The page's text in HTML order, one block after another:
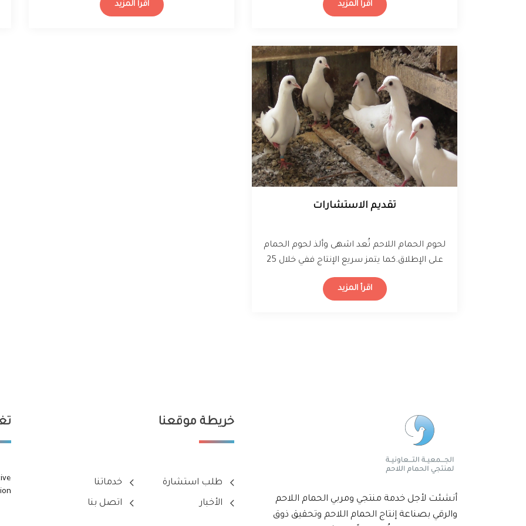
المختلفة للحيوانات.…
اقرأ المزيد اقرأ المزيد
تقديم الاستشارات
لحوم الحمام اللاحم تُعد اشهى وألذ لحوم الحمام
على الإطلاق.كما يتمز سريع الإنتاج ففي خلال 25
يومًا، يكون حجم الزغاليل…
اقرأ المزيد
أنشئت لأجل خدمة منتجي ومربي الحمام اللاحم
والرقي بصناعة إنتاج الحمام اللاحم وتحقيق ذوق
خريطة موقعنا
طلب استشارة خدماتنا
الأخبار اتصل بنا